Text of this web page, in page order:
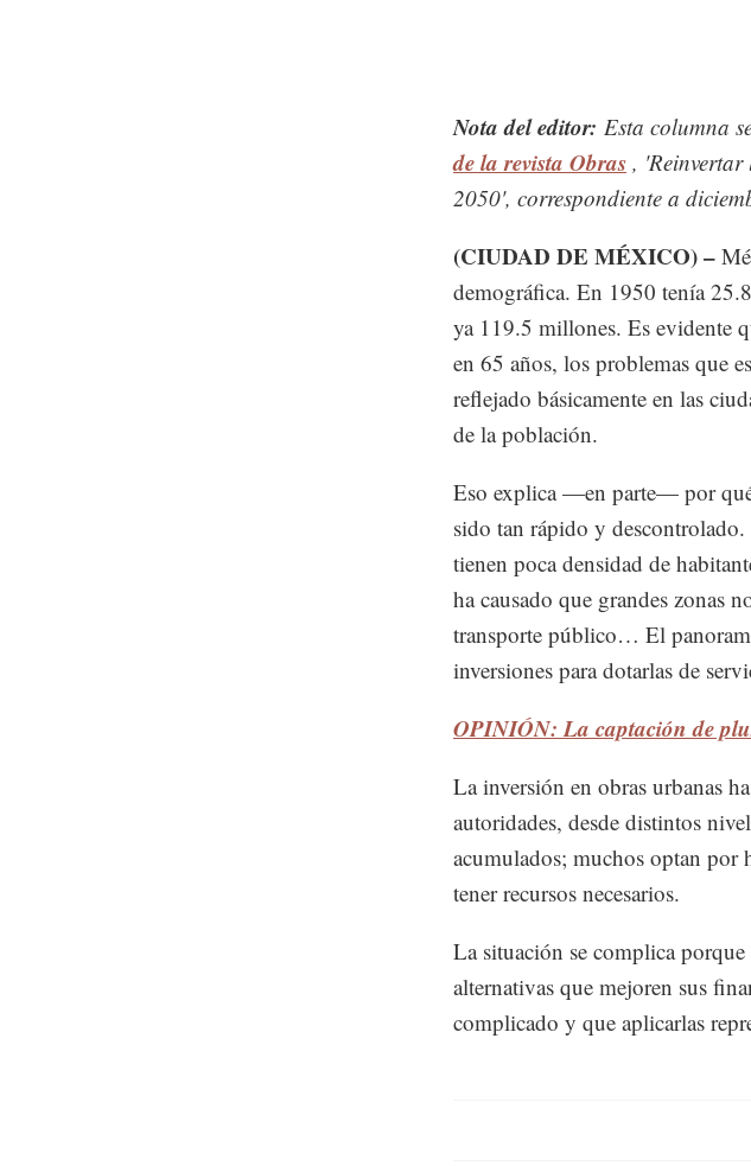
Nota del editor: Esta columna
de la revista Obras ,
2050', correspondiente a
(CIUDAD DE MÉXICO) –
demográfica. En 1950 tenía
ya 119.5 millones. Es evidente
en 65 años, los problemas que
reflejado básicamente en las
de la población.
Eso explica —en parte— por
sido tan rápido y
tienen poca densidad de
ha causado que grandes zonas
transporte público… El
inversiones para dotarlas de
OPINIÓN: La captación de
La inversión en obras urbanas
autoridades, desde distintos
acumulados; muchos optan
tener recursos necesarios.
La situación se complica
alternativas que mejoren sus
complicado y que aplicarlas